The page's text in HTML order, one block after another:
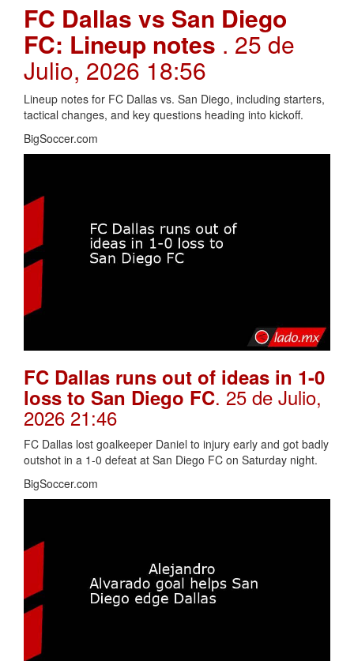
FC Dallas vs San Diego
FC: Lineup notes . 25 de
Julio, 2026 18:56
Lineup notes for FC Dallas vs. San Diego, including starters,
tactical changes, and key questions heading into kickoff.
BigSoccer.com
FC Dallas runs out of ideas in 1-0
loss to San Diego FC. 25 de Julio,
2026 21:46
FC Dallas lost goalkeeper Daniel to injury early and got badly
outshot in a 1-0 defeat at San Diego FC on Saturday night.
BigSoccer.com